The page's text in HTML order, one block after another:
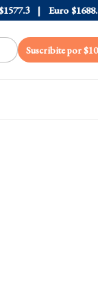
Euro $1688.03
Suscribite por